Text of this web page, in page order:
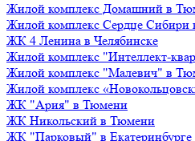
Жилой комплекс Домашний в
Жилой комплекс Сердце Сибири
ЖК 4 Ленина в Челябинске
Жилой комплекс "Интеллект-
Жилой комплекс "Малевич" в
Жилой комплекс
ЖК "Ария" в Тюмени
ЖК Никольский в Тюмени
ЖК "Парковый" в Екатеринбурге